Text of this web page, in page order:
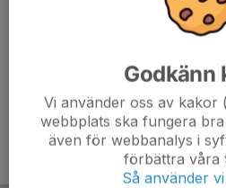
Godkänn
Vi använder oss av kakor
webbplats ska fungera
även för webbanalys i
förbättra våra
Så använder